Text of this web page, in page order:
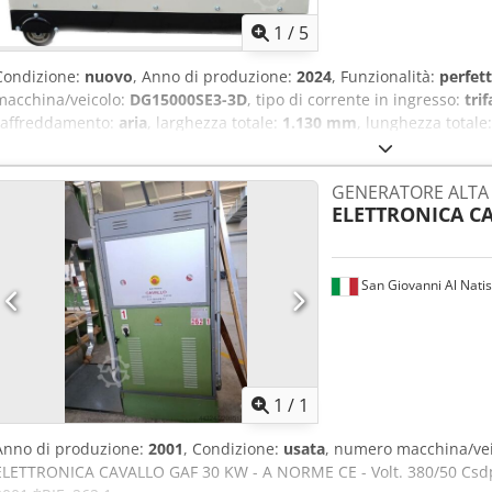
1 / 5
nuovo, Anno di produzione: 2024, Funzionalità:
veicolo: DG15000SE3-3D, tipo di corrente in ingresso:
aria, larghezza totale: 1.130 mm, lunghezza totale:
, potenza continua
(13,60 CV), velocità di rotazione (max):3.000 giri/min, velocità
della garanzia:12 mesi, livello di rumore:75 dB, capacità
11 kW (14,96 CV), frequenza di ingresso:50 Hz, Il
affidabile motore a 4 tempi, offre una potenza di 11.000 watt.
con il suo serbatoio da 30 litri, può funzionare fino a 8-10 ore.
l'avviamento elettrico o la trazione a cavo. La batteria
facilitando l'avviamento al successivo utilizzo. Dati
nominale: 10 kW Frequenza: 50 Hz Velocità: 300 giri/min.
Nfjpfx Aarjha Fattore di potenza (cosφ) 1,0 Uscita DC 12V/
E Livello di rumore (7m) 70-73 dB Capacità del serbatoio (L)
1 / 1
San Giovanni Al
GENERATORE
ELETTRONICA
di produzione: 2001, Condizione: usata, numero macchina/
CAVALLO GAF 30 KW - A NORME CE - Volt. 380/50